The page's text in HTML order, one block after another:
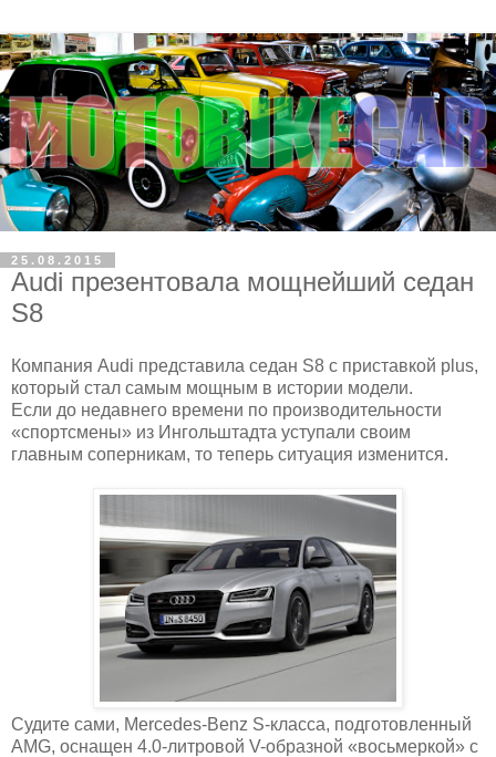
25.08.2015
Audi презентовала мощнейший седан
S8
Компания Audi представила седан S8 с приставкой plus,
который стал самым мощным в истории модели.
Если до недавнего времени по производительности
«спортсмены» из Ингольштадта уступали своим
главным соперникам, то теперь ситуация изменится.
Судите сами, Mercedes-Benz S-класса, подготовленный
AMG, оснащен 4.0-литровой V-образной «восьмеркой» с